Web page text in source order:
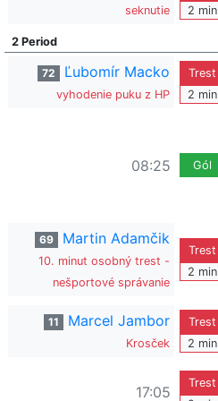
seknutie
2 min
2 Period
72 Ľubomír Macko
vyhodenie puku z HP
Trest
2 min
08:25
Gól
69 Martin Adamčik
10. minut osobný trest -
nešportové správanie
Trest
2 min
11 Marcel Jambor
Krosček
Trest
2 min
17:05
Trest